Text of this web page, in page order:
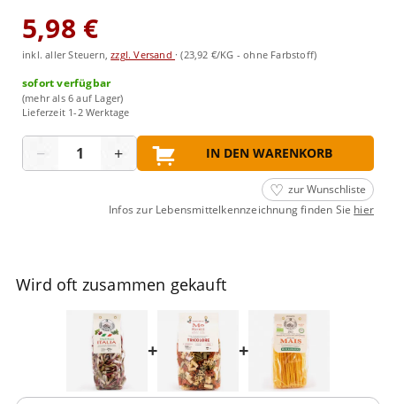
5,98 €
inkl. aller Steuern,zzgl. Versand ·(23,92 €/KG - ohne Farbstoff)
sofort verfügbar
(mehr als 6 auf Lager)
Lieferzeit 1-2 Werktage
− + IN DEN WARENKORB
zur Wunschliste
Infos zur Lebensmittelkennzeichnung finden Sie hier
Wird oft zusammen gekauft
+ +